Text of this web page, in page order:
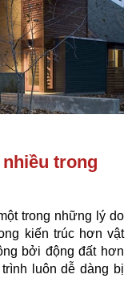
trong
trong những lý do
kiến trúc hơn vật
bởi động đất hơn
luôn dễ dàng bị